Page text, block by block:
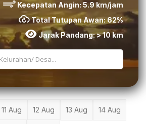
Kecepatan Angin: 5.9km/jam
Total Tutupan Awan:62%
Jarak Pandang:> 10 km
11 Aug 12 Aug 13 Aug 14 Aug